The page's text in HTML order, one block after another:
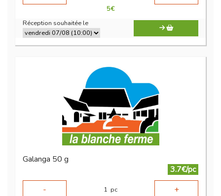
5€
Réception souhaitée le
Galanga 50 g
3.7€/pc
-
1 pc +